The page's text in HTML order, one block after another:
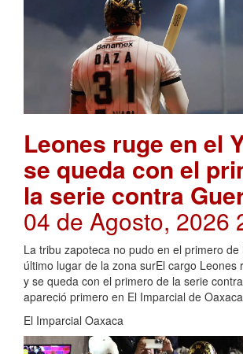
Leones ruge en el
se queda con el
la serie contra
04 de Agosto, 2026
La tribu zapoteca no pudo en el primero de
último lugar de la zona surEl cargo Leones
y se queda con el primero de la serie
apareció primero en El Imparcial de
El Imparcial Oaxaca